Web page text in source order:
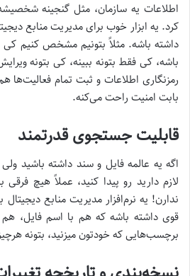
اطلاعات یه سازمان، مثل گنجینه
کرد. یه ابزار خوب برای مدیریت منابع
داشته باشه. مثلاً بتونیم مشخص کنیم
باشه، کی فقط بتونه ببینه، کی بتونه
رمزنگاری اطلاعات و ثبت تمام فعالیت‌ها
بابت امنیت راحت می‌کنه.
قابلیت جستجوی قدرتمند
اگه یه عالمه فایل و سند داشته باشید ولی
لازم دارید رو پیدا کنید، عملاً هیچ
ندارن! یه نرم‌افزار مدیریت منابع
قوی داشته باشه که هم با اسم فایل،
برچسب‌هایی که خودتون میزنید، بتونه